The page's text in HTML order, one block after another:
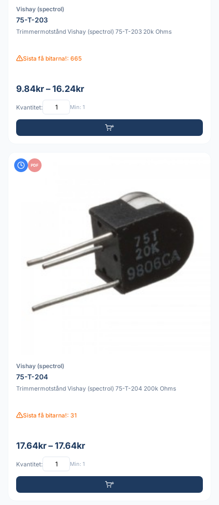
Vishay (spectrol)
75-T-203
Trimmermotstånd Vishay (spectrol) 75-T-203 20k Ohms
Sista få bitarna!: 665
9.84kr – 16.24kr
Kvantitet: Min: 1
PDF
Vishay (spectrol)
75-T-204
Trimmermotstånd Vishay (spectrol) 75-T-204 200k Ohms
Sista få bitarna!: 31
17.64kr – 17.64kr
Kvantitet: Min: 1